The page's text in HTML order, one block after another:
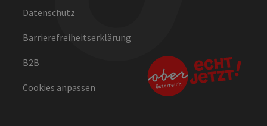
Datenschutz
Barrierefreiheitserklärung
B2B
Cookies anpassen